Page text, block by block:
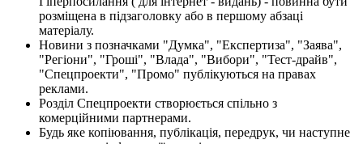
розміщена в підзаголовку або в першому абзаці
матеріалу.
Новини з позначками "Думка", "Експертиза", "Заява",
"Регіони", "Гроші", "Влада", "Вибори", "Тест-драйв",
"Спецпроекти", "Промо" публікуються на правах
реклами.
Розділ Спецпроекти створюється спільно з
комерційними партнерами.
Будь яке копіювання, публікація, передрук, чи наступне